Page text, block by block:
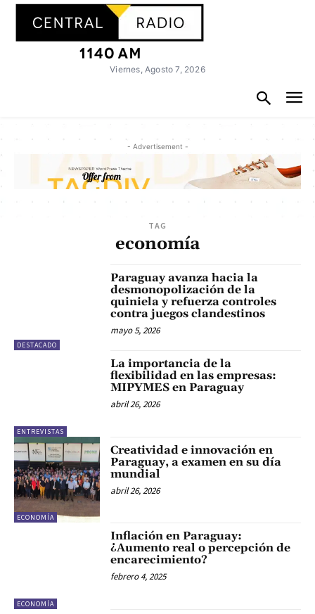
Viernes, Agosto 7, 2026
- Advertisement -
TAG
economía
DESTACADO
Paraguay avanza hacia la
desmonopolización de la
quiniela y refuerza controles
contra juegos clandestinos
mayo 5, 2026
ENTREVISTAS
La importancia de la
flexibilidad en las empresas:
MIPYMES en Paraguay
abril 26, 2026
ECONOMÍA
Creatividad e innovación en
Paraguay, a examen en su día
mundial
abril 26, 2026
ECONOMÍA
Inflación en Paraguay:
¿Aumento real o percepción de
encarecimiento?
febrero 4, 2025